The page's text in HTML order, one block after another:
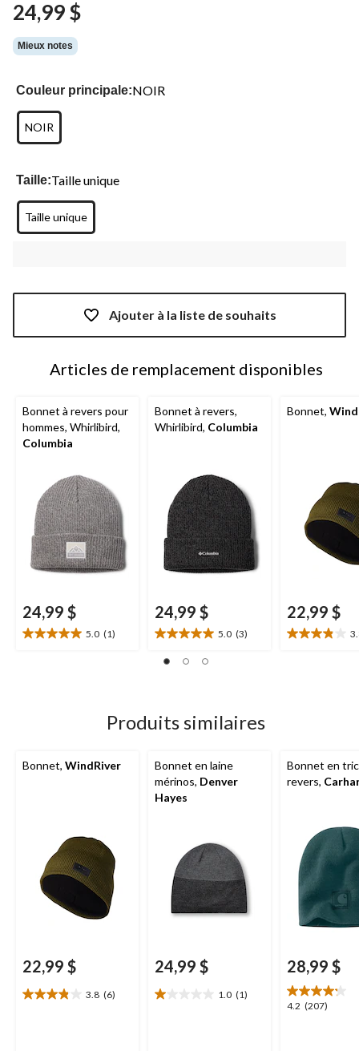
24,99 $
Mieux notes
Couleur principale:NOIR
NOIR
Taille:Taille unique
Taille unique
Ajouter à la liste de souhaits
Articles de remplacement disponibles
Bonnet à revers pour
hommes, Whirlibird,
Columbia
24,99 $
5.0 (1)
5.0
Bonnet à revers,
Whirlibird, Columbia
24,99 $
5.0 (3)
5.0
étoile(s)
évaluations
Bonnet,
22,99 $
3.8
Produits similaires
Bonnet, WindRiver
22,99 $
3.8 (6)
3.8
Bonnet en laine
mérinos, Denver
Hayes
24,99 $
1.0 (1)
1.0
Bonnet en
revers,
28,99 $
4.2 (207)
4.2